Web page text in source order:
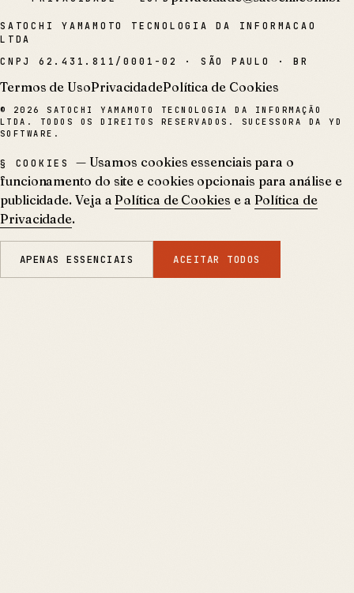
SATOCHI YAMAMOTO TECNOLOGIA DA INFORMACAO
LTDA
CNPJ 62.431.811/0001-02 · SÃO PAULO · BR
Termos de UsoPrivacidadePolítica de Cookies
© 2026
SATOCHI YAMAMOTO TECNOLOGIA DA INFORMAÇÃO
LTDA. TODOS OS DIREITOS RESERVADOS. SUCESSORA DA YD
SOFTWARE.
§ COOKIES
— Usamos cookies essenciais para o
funcionamento do site e cookies opcionais para análise e
publicidade. Veja a Política de Cookies e a Política de
Privacidade.
APENAS ESSENCIAIS ACEITAR TODOS